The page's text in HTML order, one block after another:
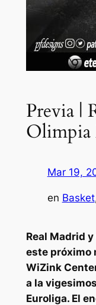
Previa |
Mar 19,
en Basket
Real Madrid
este próximo
WiZink
a la
Euroliga. El